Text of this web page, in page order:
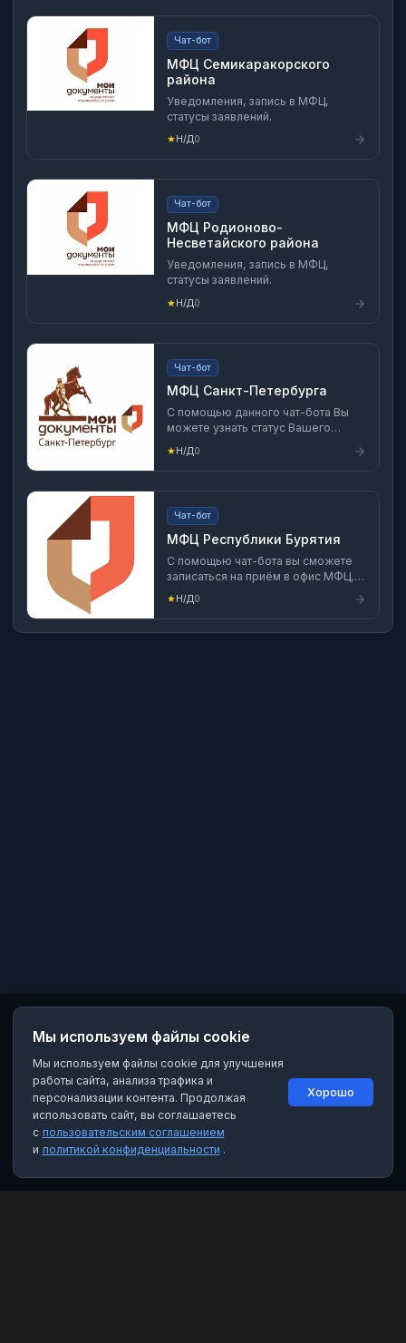
Чат-бот
МФЦ Семикаракорского
района
Уведомления, запись в МФЦ,
статусы заявлений.
★ Н/Д0
Чат-бот
МФЦ Родионово-
Несветайского района
Уведомления, запись в МФЦ,
статусы заявлений.
★Н/Д0
Чат-бот
МФЦ Санкт-Петербурга
С помощью данного чат-бота Вы
можете узнать статус Вашего
обращения в МФЦ Санкт-
Петербурга и получить
информацию об адресах и
режимах работы МФЦ.
★Н/Д0
Чат-бот
МФЦ Республики Бурятия
С помощью чат-бота вы сможете
записаться на приём в офис МФЦ,
узнать график и адреса работы
офисов, а также получить
информацию об услуге и о
готовности документов.
★Н/Д0
Мы используем файлы cookie
Мы используем файлы cookie для улучшения
работы сайта, анализа трафика и
персонализации контента. Продолжая
использовать сайт, вы соглашаетесь
с пользовательским соглашением
и политикой конфиденциальности .
Хорошо